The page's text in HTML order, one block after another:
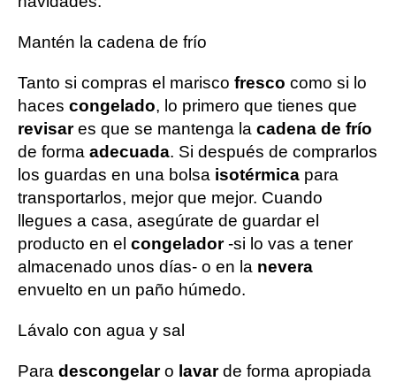
Mantén la cadena de frío
Tanto si compras el marisco fresco como si lo
haces congelado, lo primero que tienes que
revisares que se mantenga la cadena de frío
de forma adecuada. Si después de comprarlos
los guardas en una bolsa isotérmica para
transportarlos, mejor que mejor. Cuando
llegues a casa, asegúrate de guardar el
producto en el congelador-si lo vas a tener
almacenado unos días- o en la nevera
envuelto en un paño húmedo.
Lávalo con agua y sal
Para descongelaro lavarde forma apropiada